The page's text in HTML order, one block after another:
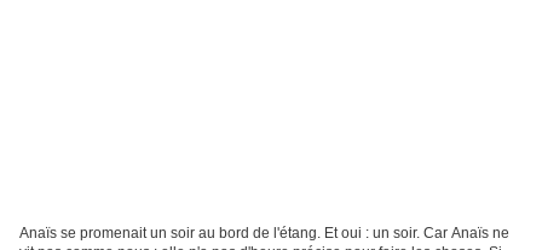
Anaïs se promenait un soir au bord de l'étang. Et oui : un soir. Car Anaïs ne